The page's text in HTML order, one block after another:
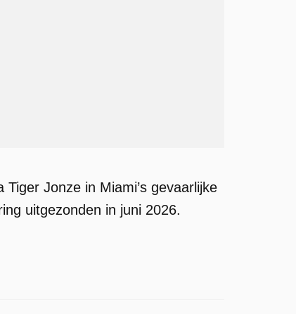
Jonze in Miami’s gevaarlijke
uitgezonden in juni 2026.